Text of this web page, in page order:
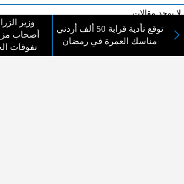
لا يوجد مقالات
توقع تأدية قرابة 50 ألف أردني
مناسك العمرة في رمضان
وزير
أصحاب
نفوقات
لا مانع من الإقتباس وإعادة النشر شريط ذكر المصدر ( المدينة